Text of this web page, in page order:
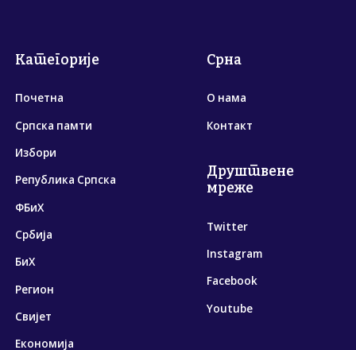
Категорије
Почетна
Српска памти
Избори
Република Српска
ФБиХ
Србија
БиХ
Регион
Свијет
Економија
Срна
О нама
Контакт
Друштвене
мреже
Twitter
Instagram
Facebook
Youtube